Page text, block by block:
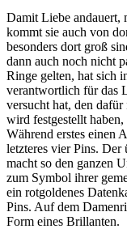
Damit Liebe andauert,
kommt sie auch von
besonders dort groß
dann auch noch nicht
Ringe gelten, hat sich
verantwortlich für das
versucht hat, den
wird festgestellt
Während erstes einen
letzteres vier Pins. Der
macht so den ganzen
zum Symbol ihrer
ein rotgoldenes
Pins. Auf dem
Form eines Brillanten.